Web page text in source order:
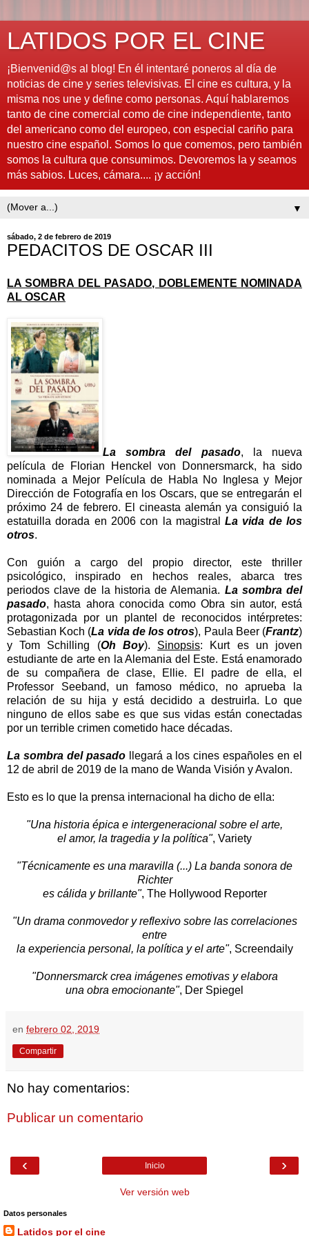
LATIDOS POR EL CINE
¡Bienvenid@s al blog! En él intentaré poneros al día de
noticias de cine y series televisivas. El cine es cultura, y la
misma nos une y define como personas. Aquí hablaremos
tanto de cine comercial como de cine independiente, tanto
del americano como del europeo, con especial cariño para
nuestro cine español. Somos lo que comemos, pero también
somos la cultura que consumimos. Devoremos la y seamos
más sabios. Luces, cámara.... ¡y acción!
▼
sábado, 2 de febrero de 2019
PEDACITOS DE OSCAR III
LA SOMBRA DEL PASADO, DOBLEMENTE NOMINADA
AL OSCAR
La sombra del pasado, la nueva
película de Florian Henckel von Donnersmarck, ha sido
nominada a Mejor Película de Habla No Inglesa y Mejor
Dirección de Fotografía en los Oscars, que se entregarán el
próximo 24 de febrero. El cineasta alemán ya consiguió la
estatuilla dorada en 2006 con la magistralLa vida de los
otros.
Con guión a cargo del propio director, este thriller
psicológico, inspirado en hechos reales, abarca tres
periodos clave de la historia de Alemania. La sombra del
pasado, hasta ahora conocida como Obra sin autor, está
protagonizada por un plantel de reconocidos intérpretes:
Sebastian Koch (La vida de los otros), Paula Beer (Frantz)
y Tom Schilling (Oh Boy). Sinopsis: Kurt es un joven
estudiante de arte en la Alemania del Este. Está enamorado
de su compañera de clase, Ellie. El padre de ella, el
Professor Seeband, un famoso médico, no aprueba la
relación de su hija y está decidido a destruirla. Lo que
ninguno de ellos sabe es que sus vidas están conectadas
por un terrible crimen cometido hace décadas.
La sombra del pasadollegará a los cines españoles en el
12 de abril de 2019 de la mano de Wanda Visión y Avalon.
Esto es lo que la prensa internacional ha dicho de ella:
"Una historia épica e intergeneracional sobre el arte,
el amor, la tragedia y la política", Variety
"Técnicamente es una maravilla (...) La banda sonora de
Richter
es cálida y brillante", The Hollywood Reporter
"Un drama conmovedor y reflexivo sobre las correlaciones
entre
la experiencia personal, la política y el arte", Screendaily
"Donnersmarck crea imágenes emotivas y elabora
una obra emocionante", Der Spiegel
en febrero 02, 2019
Compartir
No hay comentarios:
Publicar un comentario
‹ ›
Inicio
Ver versión web
Datos personales
Latidos por el cine